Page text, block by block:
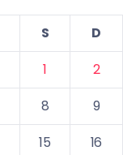
S
D
1
2
8
9
15
16